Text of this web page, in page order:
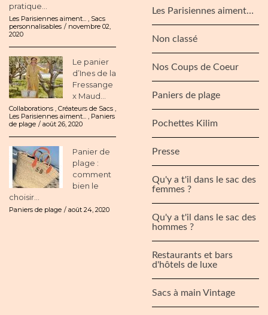
pratique...
Les Parisiennes aiment...
Sacs
personnalisables
novembre 02,
2020
Le panier
d’Ines de la
Fressange
x Maud...
Collaborations Créateurs de Sacs
Les Parisiennes aiment...
Paniers
de plage
août 26, 2020
Panier de
plage :
comment
bien le
choisir...
Paniers de plage août 24, 2020
Les Parisiennes aiment…
Non classé
Nos Coups de Coeur
Paniers de plage
Pochettes Kilim
Presse
Qu'y a t'il dans le sac des
femmes ?
Qu'y a t'il dans le sac des
hommes ?
Restaurants et bars
d'hôtels de luxe
Sacs à main Vintage